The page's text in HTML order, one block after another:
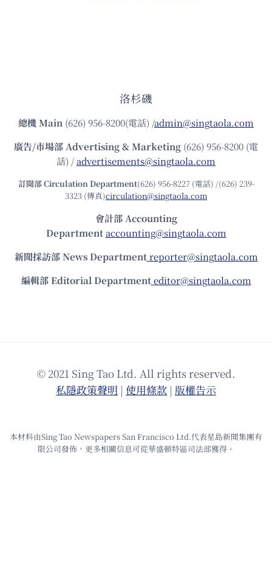
洛杉磯
總機Main (626) 956-8200(電話) /admin@singtaola.com
廣告/市場部Advertising & Marketing (626) 956-8200 (電
話) /advertisements@singtaola.com
訂閱部 Circulation Department(626) 956-8227 (電話) /(626) 239-
3323 (傳真)circulation@singtaola.com
會計部 Accounting
Department accounting@singtaola.com
新聞採訪部 News Department reporter@singtaola.com
編輯部 Editorial Department editor@singtaola.com
© 2021 Sing Tao Ltd. All rights reserved.
私隱政策聲明 | 使⽤條款 | 版權告⽰
本材料由Sing Tao Newspapers San Francisco Ltd.代表星島新聞集團有
限公司發佈，更多相關信息可從華盛頓特區司法部獲得。